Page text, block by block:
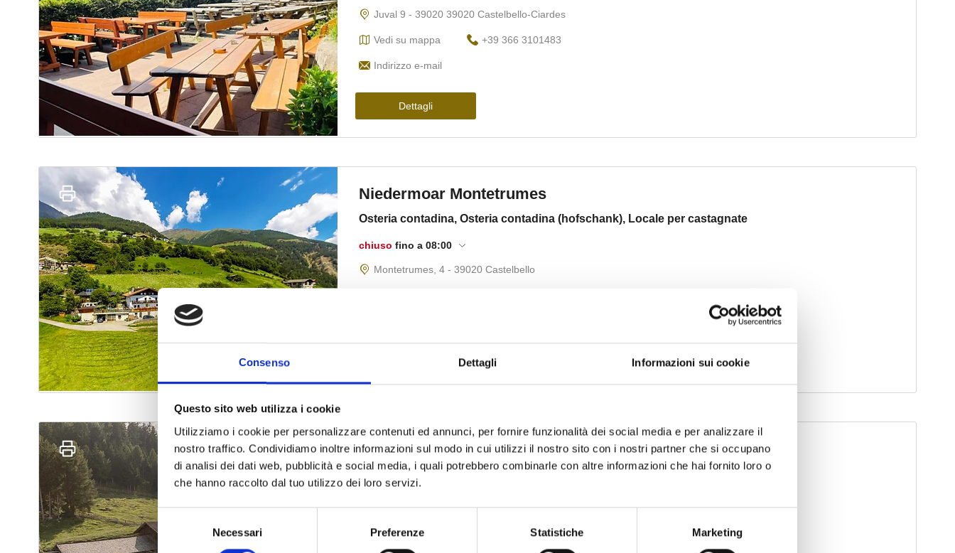
Consenso Dettagli Informazioni sui cookie
Questo sito web utilizza i cookie
Utilizziamo i cookie per personalizzare contenuti ed annunci, per fornire funzionalità dei social media e per analizzare il
nostro traffico. Condividiamo inoltre informazioni sul modo in cui utilizzi il nostro sito con i nostri partner che si occupano
di analisi dei dati web, pubblicità e social media, i quali potrebbero combinarle con altre informazioni che hai fornito loro o
che hanno raccolto dal tuo utilizzo dei loro servizi.
Selezione
del
consenso
Necessari Preferenze Statistiche Marketing